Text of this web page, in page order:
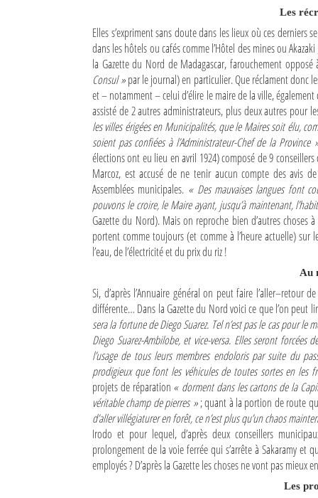
Identifiant oublié ?
Mot de passe oublié ?
Les
Elles s’expriment sans doute dans les lieux où ces derniers
dans les hôtels ou cafés comme l’Hôtel des mines ou
la Gazette du Nord de Madagascar, farouchement
Consul »par le journal) en particulier. Que réclament donc
et – notamment – celui d’élire le maire de la ville,
assisté de 2 autres administrateurs, plus deux autres pour
les villes érigées en Municipalités, que le Maires soit élu,
soient pas confiées à l’Administrateur-Chef de la Province
élections ont eu lieu en avril 1924) composé de 9
Marcoz, est accusé de ne tenir aucun compte des avis
Assemblées municipales. « Des mauvaises langues font
pouvons le croire, le Maire ayant, jusqu’à maintenant,
Gazette du Nord). Mais on reproche bien d’autres choses
portent comme toujours (et comme à l’heure actuelle) sur
l’eau, de l’électricité et du prix du riz !
Au
Si, d’après l’Annuaire général on peut faire l’aller–retour
différente… Dans la Gazette du Nord voici ce que l’on peut
sera la fortune de Diego Suarez. Tel n’est pas le cas pour le
Diego Suarez-Ambilobe, et vice-versa. Elles seront
l’usage de tous leurs membres endoloris par suite du
prodigieux que font les véhicules de toutes sortes en les
projets de réparation « dorment dans les cartons de la
véritable champ de pierres »; quant à la portion de route
d’aller villégiaturer en forêt, ce n’est plus qu’un chaos
Irodo et pour lequel, d’après deux conseillers
prolongement de la voie ferrée qui s’arrête à Sakaramy et
employés ? D’après la Gazette les choses ne vont pas mieux
Les